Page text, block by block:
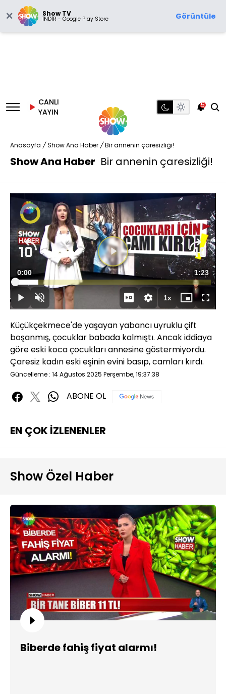
Show TV
İNDİR - Google Play Store Görüntüle
CANLI
YAYIN
5
Anasayfa / Show Ana Haber / Bir annenin çaresizliği!
Show Ana Haber Bir annenin çaresizliği!
Video
Oynatıcısı
yükleniyor.
Videoyu
Oynat
OynatSesi
Aç
Süre
0:00 Toplam
Süre
1:23
Yüklendi:
11.97%
1xOynatma
Hızı
Mini
oynatıcı
Tam
Ekran
Küçükçekmece'de yaşayan yabancı uyruklu çift
boşanmış, çocuklar babada kalmıştı. Ancak iddiaya
göre eski koca çocukları annesine göstermiyordu.
Çaresiz kadın eski eşinin evini basıp, camları kırdı.
Güncelleme : 14 Ağustos 2025 Perşembe, 19:37:38
ABONE OL
EN ÇOK İZLENENLER
Show Özel Haber
Biberde fahiş fiyat alarmı!